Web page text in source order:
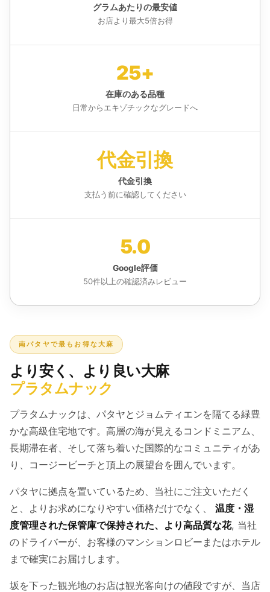
グラムあたりの最安値
お店より最大5倍お得
25+
在庫のある品種
日常からエキゾチックなグレードへ
代金引換
代金引換
支払う前に確認してください
5.0
Google評価
50件以上の確認済みレビュー
南パタヤで最もお得な大麻
より安く、より良い大麻
プラタムナック
プラタムナックは、パタヤとジョムティエンを隔てる緑豊
かな高級住宅地です。高層の海が見えるコンドミニアム、
長期滞在者、そして落ち着いた国際的なコミュニティがあ
り、コージービーチと頂上の展望台を囲んでいます。
パタヤに拠点を置いているため、当社にご注文いただく
と、よりお求めになりやすい価格だけでなく、 温度・湿
度管理された保管庫で保持された、より高品質な花, 当社
のドライバーが、お客様のマンションロビーまたはホテル
まで確実にお届けします。
坂を下った観光地のお店は観光客向けの値段ですが、当店